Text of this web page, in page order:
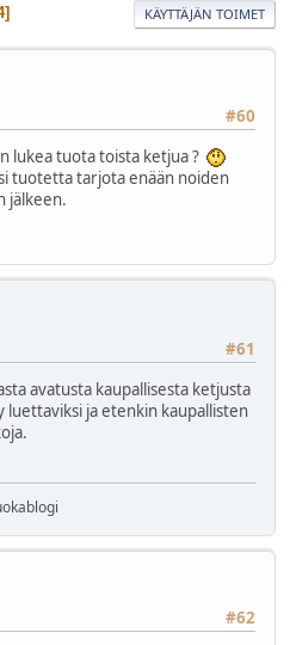
KÄYTTÄJÄN TOIMET
#60
lukea tuota toista ketjua ?
tuotetta tarjota enään noiden
jälkeen.
#61
avatusta kaupallisesta ketjusta
ja etenkin kaupallisten
#62